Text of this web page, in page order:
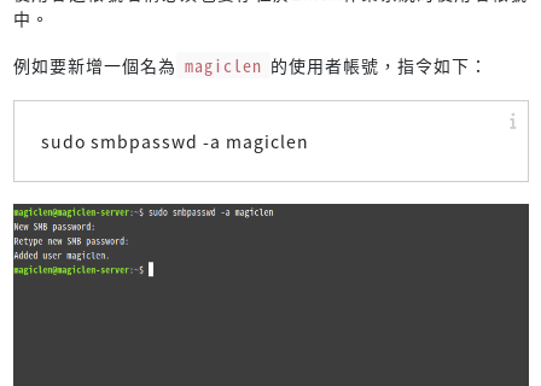
中。
例如要新增一個名為 magiclen 的使用者帳號，指令如下：
sudo smbpasswd -a magiclen